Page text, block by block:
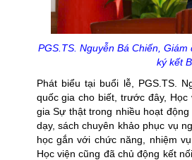
PGS.TS. Nguyễn Bá Chiến,
ký kết
Phát biểu tại buổi lễ, PGS.TS.
quốc gia cho biết, trước đây,
gia Sự thật trong nhiều hoạt
dạy, sách chuyên khảo phục vụ
học gắn với chức năng, nhiệm
Học viện cũng đã chủ động kết